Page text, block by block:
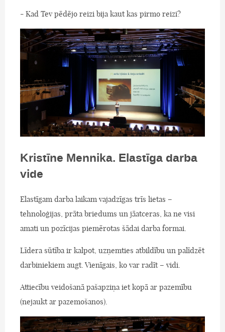
- Kad Tev pēdējo reizi bija kaut kas pirmo reizi?
Kristīne Mennika. Elastīga darba
vide
Elastīgam darba laikam vajadzīgas trīs lietas –
tehnoloģijas, prāta briedums un jāatceras, ka ne visi
amati un pozīcijas piemērotas šādai darba formai.
Līdera sūtība ir kalpot, uzņemties atbildību un palīdzēt
darbiniekiem augt. Vienīgais, ko var radīt – vidi.
Attiecību veidošanā pašapziņa iet kopā ar pazemību
(nejaukt ar pazemošanos).